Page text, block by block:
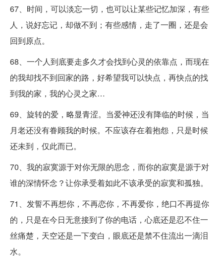
67、时间，可以淡忘一切，也可以让某些记忆加深，有些
人，说好忘记，却做不到；有些感情，走了一圈，还是会
回到原点。
68、一个人到底要走多久才会找到心灵的依靠点，而现在
的我却找不到回家的路，好希望我可以快点，再快点的找
到我的家，我的心灵之家…
69、旋转的爱，略显青涩。当爱神还没有降临的时候，当
月老还没有眷顾我的时候。不应该存在着抱怨，只是时候
还未到，仅此而已。
70、我的寂寞源于对你无限的思念，而你的寂寞是源于对
谁的深情怀念？让你承受着如此不该承受的寂寞和孤独。
71、发誓不再想你，不再恋你，不再爱你，绝口不再提你
的，只是在今日无意接到了你的电话，心底还是忍不住一
丝痛楚，天空还是一下变白，眼底还是禁不住流出一滴泪
水。